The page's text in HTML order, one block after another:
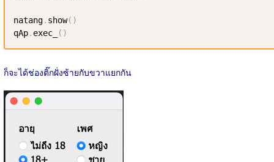
natang. show( )
qAp. exec_ ( )
ก็จะได้ช่องติ๊กฝั่งซ้ายกับขวาแยกกัน